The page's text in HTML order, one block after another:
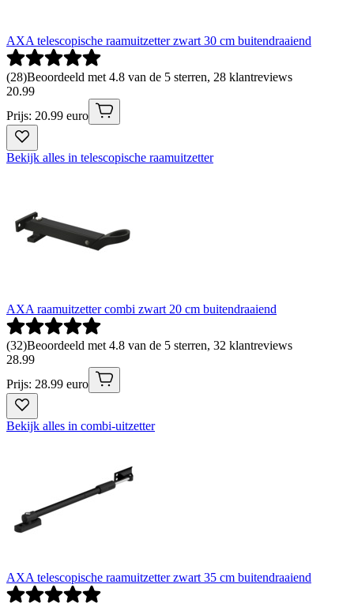
AXA telescopische raamuitzetter zwart 30 cm buitendraaiend
(28)Beoordeeld met 4.8 van de 5 sterren, 28 klantreviews
20.99
Prijs: 20.99 euro
Bekijk alles in telescopische raamuitzetter
AXA raamuitzetter combi zwart 20 cm buitendraaiend
(32)Beoordeeld met 4.8 van de 5 sterren, 32 klantreviews
28.99
Prijs: 28.99 euro
Bekijk alles in combi-uitzetter
AXA telescopische raamuitzetter zwart 35 cm buitendraaiend